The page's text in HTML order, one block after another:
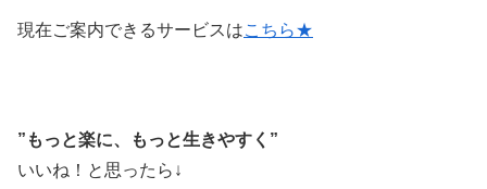
現在ご案内できるサービスはこちら★
”もっと楽に、もっと生きやすく”
いいね！と思ったら↓